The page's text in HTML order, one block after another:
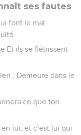
ses fautes
font le mal,
Et ils se flétrissent
; Demeure dans le
ce que ton
lui, et c’est lui qui